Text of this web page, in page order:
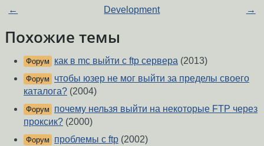
← Development →
Похожие темы
Форум как в mc выйти с ftp сервера (2013)
Форум
чтобы юзер не мог выйти за пределы своего
каталога? (2004)
Форум
почему нельзя выйти на некоторые FTP через
проксик? (2000)
Форум проблемы с ftp (2002)